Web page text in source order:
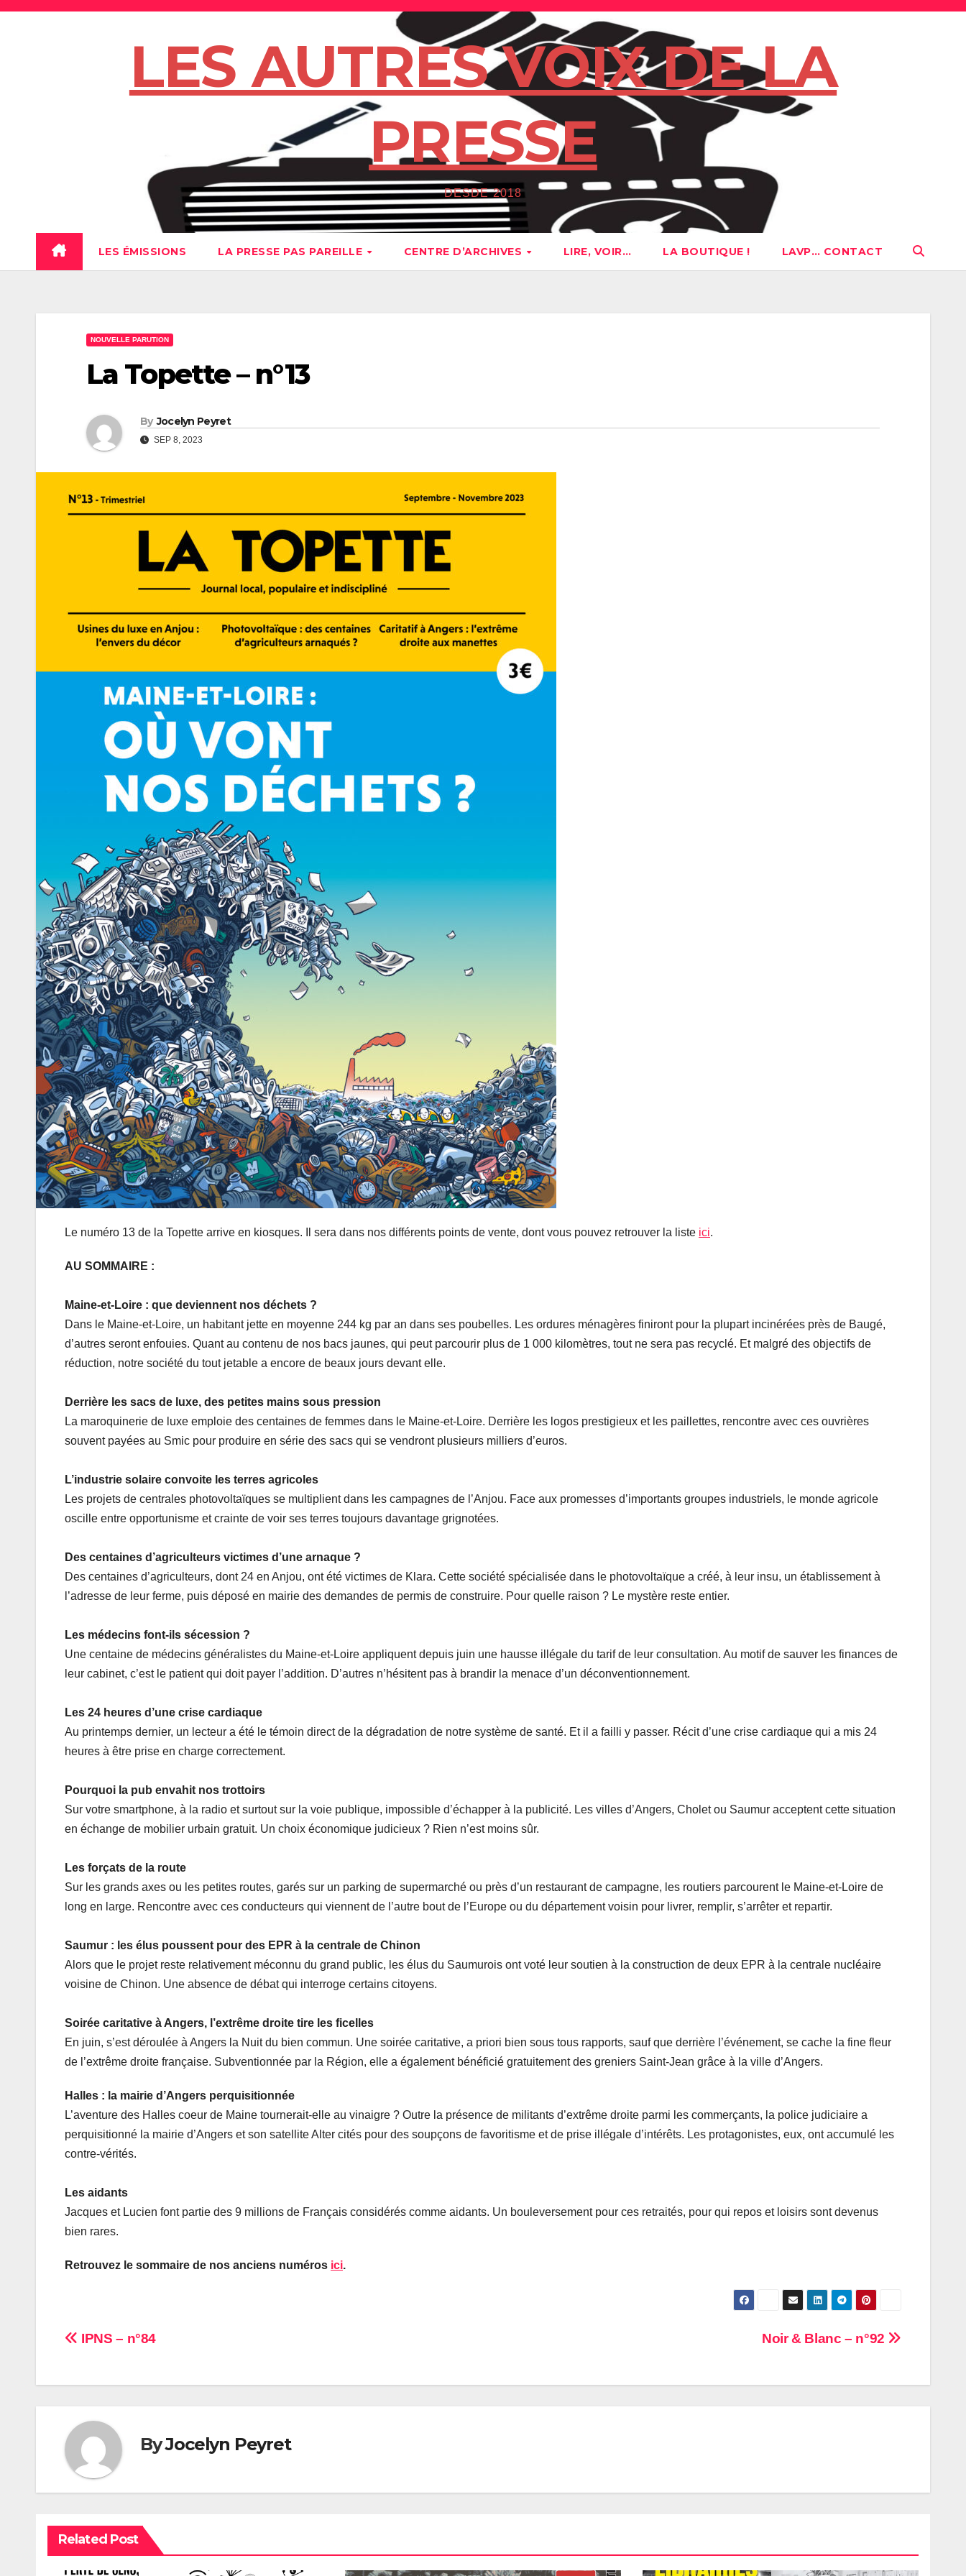
Skip
LES AUTRES VOIX DE LA
PRESSE
DESDE 2018
LES ÉMISSIONS LA PRESSE PAS PAREILLE CENTRE D’ARCHIVES LIRE, VOIR… LA BOUTIQUE ! LAVP… CONTACT
NOUVELLE PARUTION
La Topette – n°13
By Jocelyn Peyret
SEP 8, 2023
Le numéro 13 de la Topette arrive en kiosques. Il sera dans nos différents points de vente, dont vous pouvez retrouver la liste ici.
AU SOMMAIRE :
Maine-et-Loire : que deviennent nos déchets ?
Dans le Maine-et-Loire, un habitant jette en moyenne 244 kg par an dans ses poubelles. Les ordures ménagères finiront pour la plupart incinérées près de Baugé,
d’autres seront enfouies. Quant au contenu de nos bacs jaunes, qui peut parcourir plus de 1 000 kilomètres, tout ne sera pas recyclé. Et malgré des objectifs de
réduction, notre société du tout jetable a encore de beaux jours devant elle.
Derrière les sacs de luxe, des petites mains sous pression
La maroquinerie de luxe emploie des centaines de femmes dans le Maine-et-Loire. Derrière les logos prestigieux et les paillettes, rencontre avec ces ouvrières
souvent payées au Smic pour produire en série des sacs qui se vendront plusieurs milliers d’euros.
L’industrie solaire convoite les terres agricoles
Les projets de centrales photovoltaïques se multiplient dans les campagnes de l’Anjou. Face aux promesses d’importants groupes industriels, le monde agricole
oscille entre opportunisme et crainte de voir ses terres toujours davantage grignotées.
Des centaines d’agriculteurs victimes d’une arnaque ?
Des centaines d’agriculteurs, dont 24 en Anjou, ont été victimes de Klara. Cette société spécialisée dans le photovoltaïque a créé, à leur insu, un établissement à
l’adresse de leur ferme, puis déposé en mairie des demandes de permis de construire. Pour quelle raison ? Le mystère reste entier.
Les médecins font-ils sécession ?
Une centaine de médecins généralistes du Maine-et-Loire appliquent depuis juin une hausse illégale du tarif de leur consultation. Au motif de sauver les finances de
leur cabinet, c’est le patient qui doit payer l’addition. D’autres n’hésitent pas à brandir la menace d’un déconventionnement.
Les 24 heures d’une crise cardiaque
Au printemps dernier, un lecteur a été le témoin direct de la dégradation de notre système de santé. Et il a failli y passer. Récit d’une crise cardiaque qui a mis 24
heures à être prise en charge correctement.
Pourquoi la pub envahit nos trottoirs
Sur votre smartphone, à la radio et surtout sur la voie publique, impossible d’échapper à la publicité. Les villes d’Angers, Cholet ou Saumur acceptent cette situation
en échange de mobilier urbain gratuit. Un choix économique judicieux ? Rien n’est moins sûr.
Les forçats de la route
Sur les grands axes ou les petites routes, garés sur un parking de supermarché ou près d’un restaurant de campagne, les routiers parcourent le Maine-et-Loire de
long en large. Rencontre avec ces conducteurs qui viennent de l’autre bout de l’Europe ou du département voisin pour livrer, remplir, s’arrêter et repartir.
Saumur : les élus poussent pour des EPR à la centrale de Chinon
Alors que le projet reste relativement méconnu du grand public, les élus du Saumurois ont voté leur soutien à la construction de deux EPR à la centrale nucléaire
voisine de Chinon. Une absence de débat qui interroge certains citoyens.
Soirée caritative à Angers, l’extrême droite tire les ficelles
En juin, s’est déroulée à Angers la Nuit du bien commun. Une soirée caritative, a priori bien sous tous rapports, sauf que derrière l’événement, se cache la fine fleur
de l’extrême droite française. Subventionnée par la Région, elle a également bénéficié gratuitement des greniers Saint-Jean grâce à la ville d’Angers.
Halles : la mairie d’Angers perquisitionnée
L’aventure des Halles coeur de Maine tournerait-elle au vinaigre ? Outre la présence de militants d’extrême droite parmi les commerçants, la police judiciaire a
perquisitionné la mairie d’Angers et son satellite Alter cités pour des soupçons de favoritisme et de prise illégale d’intérêts. Les protagonistes, eux, ont accumulé les
contre-vérités.
Les aidants
Jacques et Lucien font partie des 9 millions de Français considérés comme aidants. Un bouleversement pour ces retraités, pour qui repos et loisirs sont devenus
bien rares.
Retrouvez le sommaire de nos anciens numéros ici.
Navigation
Noir & Blanc – n°92
IPNS – n°84
ByJocelyn Peyret
Related Post